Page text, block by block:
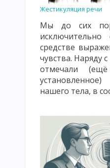
ПРИНЦИП ГУМАНИЗМА И
ПРИНЦИПЫ,
СОДЕРЖАНИЕ
ОСНОВНАЯ ЦЕЛЬ И
ПОНЯТИЕ О МЕТОДАХ
ПЕДАГОГИЧЕСКАЯ
ОСНОВНЫЕ
ЭТАПЫ И ПРИНЦИПЫ
ОСНОВЫ
Жестикуляция речи
Мы до сих
исключительно
средстве
чувства. Наряду
отмечали
нашего тела, в